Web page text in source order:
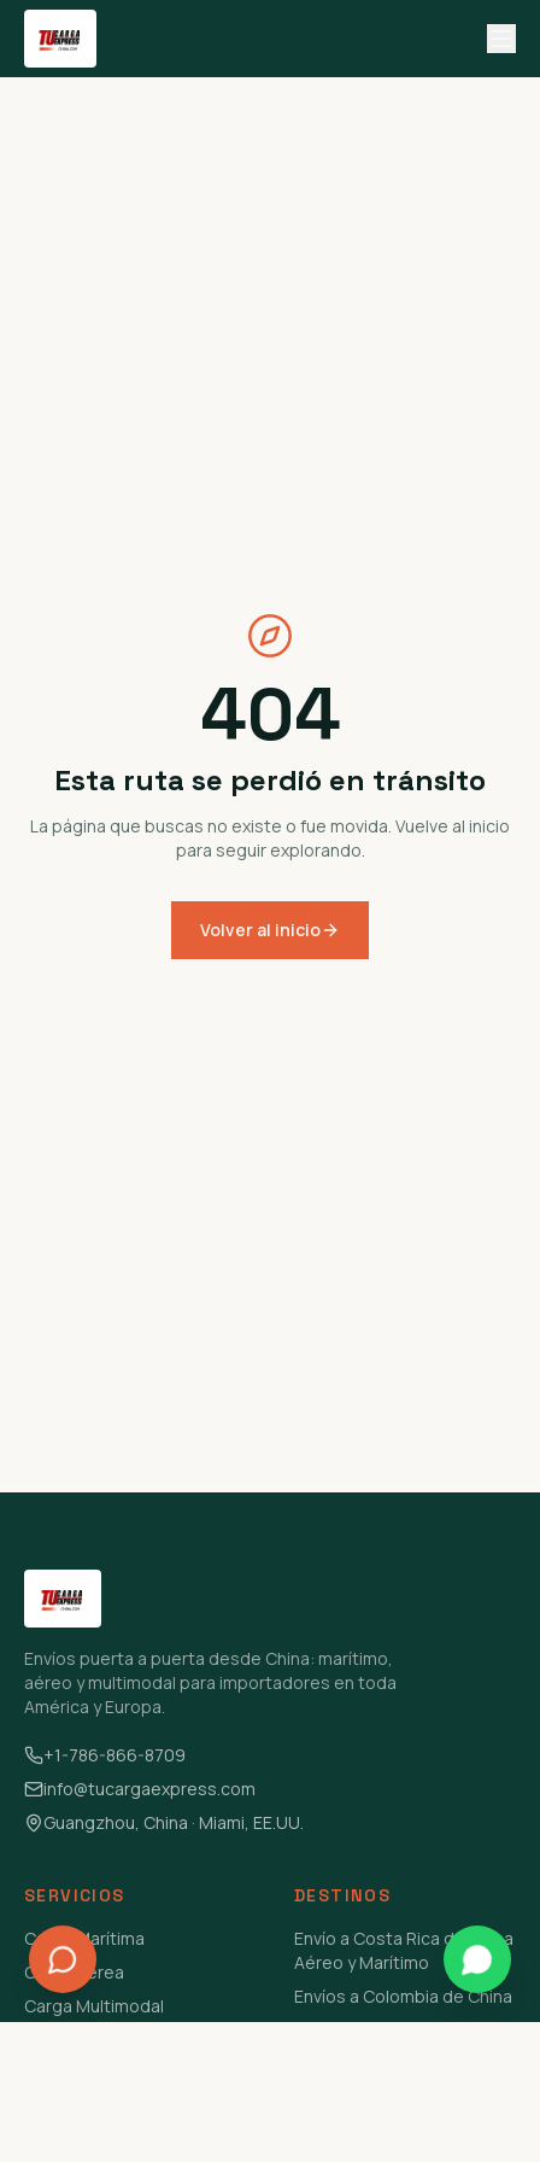
404
Esta ruta se perdió en tránsito
La página que buscas no existe o fue movida. Vuelve al inicio
para seguir explorando.
Volver al inicio
Envíos puerta a puerta desde China: marítimo,
aéreo y multimodal para importadores en toda
América y Europa.
+1-786-866-8709
info@tucargaexpress.com
Guangzhou, China · Miami, EE.UU.
SERVICIOS
Carga Marítima
Carga Aérea
Carga Multimodal
DESTINOS
Envío a Costa Rica de China
Aéreo y Marítimo
Envíos a Colombia de China